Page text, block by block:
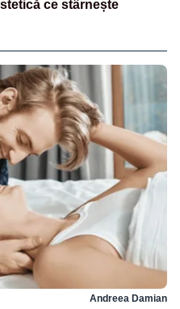
ce stârnește
Andreea Damian